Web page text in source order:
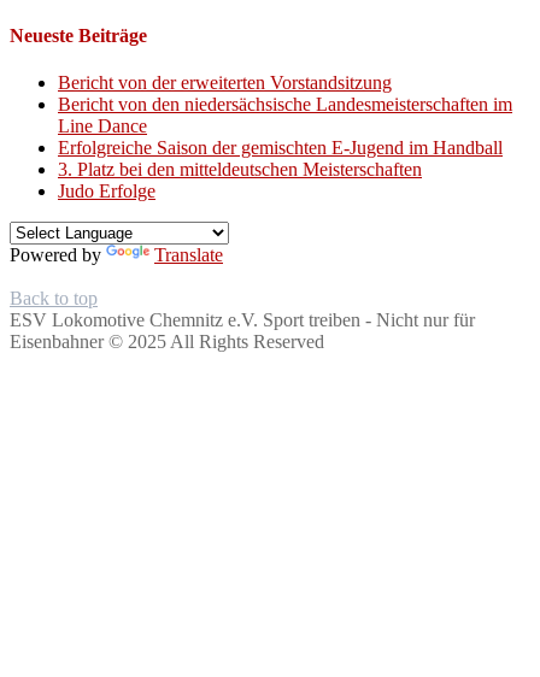
Neueste Beiträge
Bericht von der erweiterten Vorstandsitzung
Bericht von den niedersächsische Landesmeisterschaften im
Line Dance
Erfolgreiche Saison der gemischten E-Jugend im Handball
3. Platz bei den mitteldeutschen Meisterschaften
Judo Erfolge
Powered by Translate
Back to top
ESV Lokomotive Chemnitz e.V. Sport treiben - Nicht nur für
Eisenbahner © 2025 All Rights Reserved